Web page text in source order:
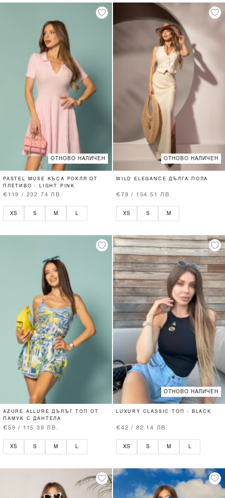
ОТНОВО НАЛИЧЕН
PASTEL MUSE КЪСА РОКЛЯ ОТ
ПЛЕТИВО - LIGHT PINK
€119 / 232.74 ЛВ.
XS S M L
ОТНОВО НАЛИЧЕН
WILD ELEGANCE ДЪЛГА ПОЛА
€79 / 154.51 ЛВ.
XS S M
AZURE ALLURE ДЪЛЪГ ТОП ОТ
ПАМУК С ДАНТЕЛА
€59 / 115.39 ЛВ.
XS S M
ОТНОВО НАЛИЧЕН
LUXURY CLASSIC ТОП - BLACK
€42 / 82.14 ЛВ.
XS S M